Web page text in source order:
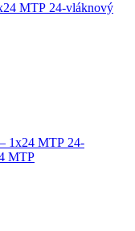
24-vláknový
24-
MTP